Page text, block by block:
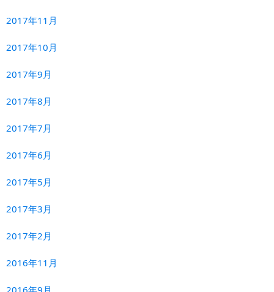
2017年11月
2017年10月
2017年9月
2017年8月
2017年7月
2017年6月
2017年5月
2017年3月
2017年2月
2016年11月
2016年9月